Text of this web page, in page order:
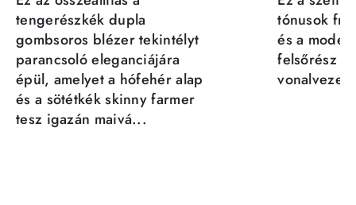
tengerészkék dupla
gombsoros blézer tekintélyt
parancsoló eleganciájára
épül, amelyet a hófehér alap
és a sötétkék skinny farmer
tesz igazán maivá...
tónusok
és a
felsőrész